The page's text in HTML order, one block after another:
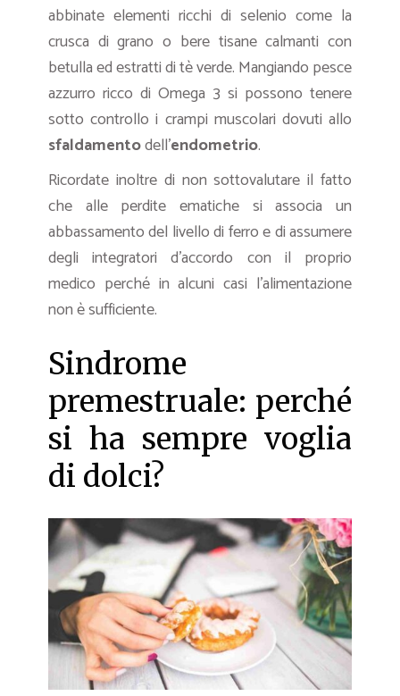
abbinate elementi ricchi di selenio come la
crusca di grano o bere tisane calmanti con
betulla ed estratti di tè verde. Mangiando pesce
azzurro ricco di Omega 3 si possono tenere
sotto controllo i crampi muscolari dovuti allo
sfaldamentodell’endometrio.
Ricordate inoltre di non sottovalutare il fatto
che alle perdite ematiche si associa un
abbassamento del livello di ferro e di assumere
degli integratori d’accordo con il proprio
medico perché in alcuni casi l’alimentazione
non è sufficiente.
Sindrome
premestruale: perché
si ha sempre voglia
di dolci?